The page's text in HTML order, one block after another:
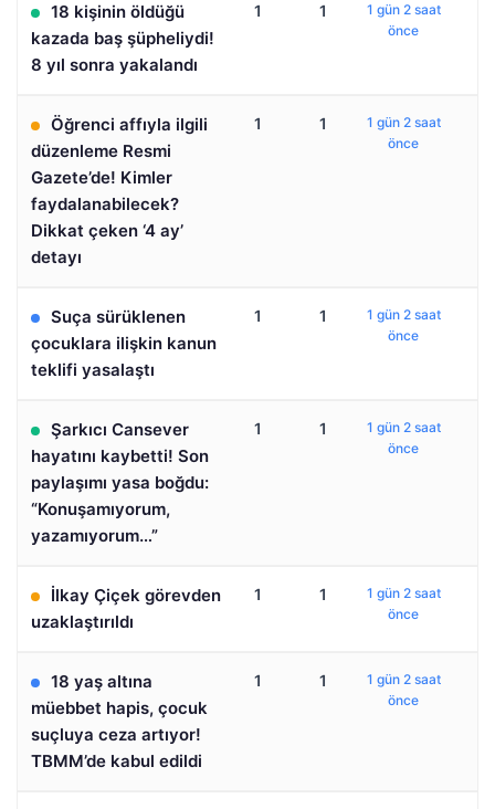
18 kişinin öldüğü
kazada baş şüpheliydi!
8 yıl sonra yakalandı
1 1
1 gün 2 saat
önce
Öğrenci affıyla ilgili
düzenleme Resmi
Gazete’de! Kimler
faydalanabilecek?
Dikkat çeken ‘4 ay’
detayı
1 1
1 gün 2 saat
önce
Suça sürüklenen
çocuklara ilişkin kanun
teklifi yasalaştı
1 1
1 gün 2 saat
önce
Şarkıcı Cansever
hayatını kaybetti! Son
paylaşımı yasa boğdu:
“Konuşamıyorum,
yazamıyorum…”
1 1
1 gün 2 saat
önce
İlkay Çiçek görevden
uzaklaştırıldı
1 1
1 gün 2 saat
önce
18 yaş altına
müebbet hapis, çocuk
suçluya ceza artıyor!
TBMM’de kabul edildi
1 1
1 gün 2 saat
önce